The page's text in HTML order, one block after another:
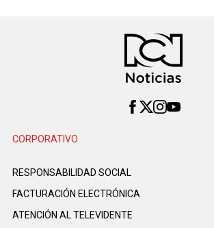
CORPORATIVO
RESPONSABILIDAD SOCIAL
FACTURACIÓN ELECTRÓNICA
ATENCIÓN AL TELEVIDENTE